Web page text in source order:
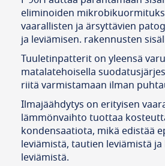
eliminoiden
vaarallisten ja ärsyttävien
ja leviämisen. rakennusten
Tuuletinpatterit on yleensä
matalatehoisella
riitä varmistamaan ilman
Ilmajäähdytys on erityisen
lämmönvaihto tuottaa
kondensaatiota, mikä edistää
leviämistä, tautien leviämistä
leviämistä.